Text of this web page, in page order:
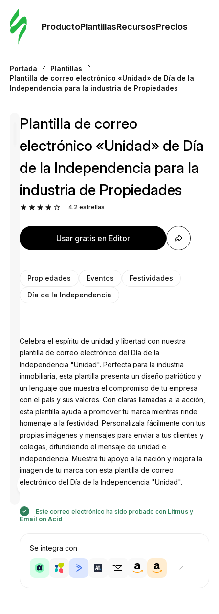
ProductoPlantillasRecursosPrecios
Portada
Plantillas
Plantilla de correo electrónico «Unidad» de Día de la
Independencia para la industria de Propiedades
Diseñado
por
Plantilla de correo
electrónico «Unidad» de Día
de la Independencia para la
industria de Propiedades
4.2 estrellas
Usar gratis en Editor
Propiedades Eventos
Festividades
Día de la Independencia
Celebra el espíritu de unidad y libertad con nuestra
plantilla de correo electrónico del Día de la
Independencia "Unidad". Perfecta para la industria
inmobiliaria, esta plantilla presenta un diseño patriótico y
un lenguaje que muestra el compromiso de tu empresa
con el país y sus valores. Con claras llamadas a la acción,
esta plantilla ayuda a promover tu marca mientras rinde
homenaje a la festividad. Personalízala fácilmente con tus
propias imágenes y mensajes para enviar a tus clientes y
colegas, difundiendo el mensaje de unidad e
independencia. Muestra tu apoyo a la nación y mejora la
imagen de tu marca con esta plantilla de correo
electrónico del Día de la Independencia "Unidad".
Este correo electrónico ha sido probado con Litmus y
Email on Acid
Se integra con